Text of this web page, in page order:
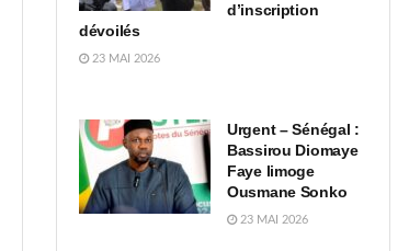
d’inscription
dévoilés
23 MAI 2026
Urgent – Sénégal :
Bassirou Diomaye
Faye limoge
Ousmane Sonko
23 MAI 2026